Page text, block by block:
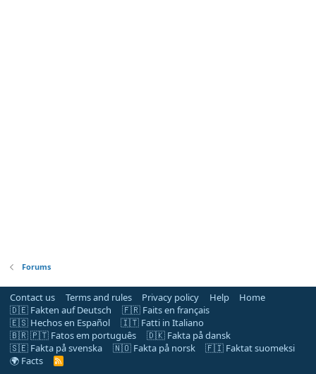
Forums
Contact us Terms and rules Privacy policy Help
Home
🇩🇪 Fakten auf Deutsch
🇫🇷 Faits en français
🇪🇸 Hechos en Español
🇮🇹 Fatti in Italiano
🇧🇷 🇵🇹 Fatos em português
🇩🇰 Fakta på dansk
🇸🇪 Fakta på svenska
🇳🇴 Fakta på norsk
🇫🇮 Faktat suomeksi
🌍 Facts
R